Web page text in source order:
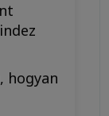
hogyan